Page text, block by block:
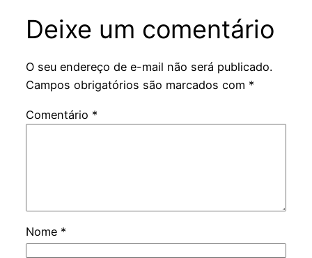
Deixe um comentário
O seu endereço de e-mail não será publicado.
Campos obrigatórios são marcados com *
Comentário *
Nome *